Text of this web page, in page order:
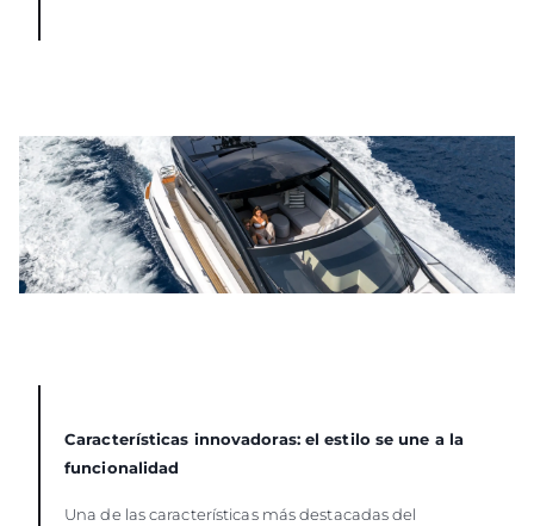
Características innovadoras: el estilo se une a la
funcionalidad
Una de las características más destacadas del